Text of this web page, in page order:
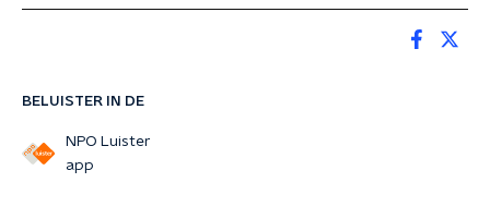
BELUISTER IN DE
NPO Luister
app